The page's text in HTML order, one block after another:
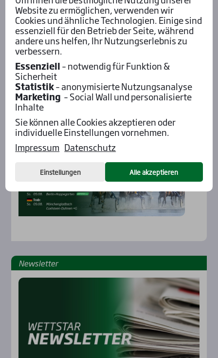
Aktu­el­les
News­let­ter
Website zu ermöglichen, verwenden wir
Cookies und ähnliche Technologien. Einige sind
essenziell für den Betrieb der Seite, während
andere uns helfen, Ihr Nutzungserlebnis zu
verbessern.
Essenziell– notwendig für Funktion &
Sicherheit
Statistik– anonymisierte Nutzungsanalyse
Marketing – Social Wall und personalisierte
Inhalte
Sie können alle Cookies akzeptieren oder
individuelle Einstellungen vornehmen.
Impressum Datenschutz
Einstellungen Alle akzeptieren